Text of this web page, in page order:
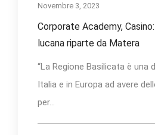
Novembre 3, 2023
Corporate Academy,
lucana riparte da Matera
“La Regione Basilicata è una
Italia e in Europa ad avere
per...